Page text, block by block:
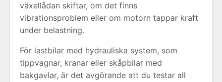
växellådan skiftar, om det finns
vibrationsproblem eller om motorn tappar kraft
under belastning.
För lastbilar med hydrauliska system, som
tippvagnar, kranar eller skåpbilar med
bakgavlar, är det avgörande att du testar all